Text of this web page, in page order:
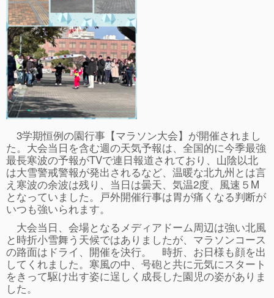
園生活ブログ
2歳児クラス(ももたろうクラブ)
募集概要(2歳児クラス)
保育料について
入会してから
園生活ブログ(2歳児クラス)
体験入園＆園見学
ぴ～ち通信
求人情報（園見学/自主実習も対応）
3学期恒例の園行事【マラソン大会】が開催されまし
た。大会当日を含む週の天気予報は、全国的に今季最強
最長寒波の予報がTVで連日報道されており、山陰以北
は大雪警戒警報が発出されるなど、温暖な北九州とは言
え寒波の余波は残り、当日は曇天、気温2度、風速５M
となっていました。戸外開催行事は胃が痛くなる判断が
いつも強いられます。
大会当日、会場となるメディアドーム周辺は強い北風
と時折小雪舞う天候ではありましたが、マラソンコース
の路面はドライ、開催を決行。 時折、お日様も顔を出
してくれました。寒風の中、号砲と共に元気にスタート
をきって駆け出す姿に逞しく成長した園児の姿がありま
した。